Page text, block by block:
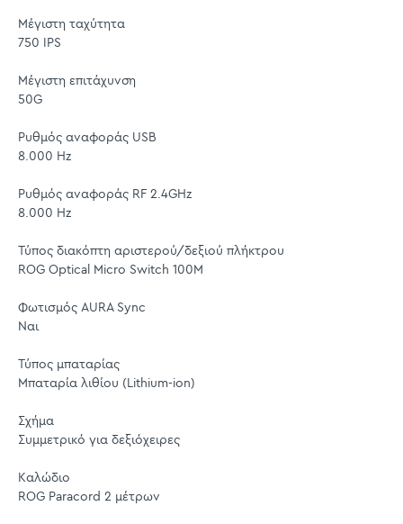
Μέγιστη ταχύτητα
750 IPS
Μέγιστη επιτάχυνση
50G
Ρυθμός αναφοράς USB
8.000 Hz
Ρυθμός αναφοράς RF 2.4GHz
8.000 Hz
Τύπος διακόπτη αριστερού/δεξιού πλήκτρου
ROG Optical Micro Switch 100M
Φωτισμός AURA Sync
Ναι
Τύπος μπαταρίας
Μπαταρία λιθίου (Lithium-ion)
Σχήμα
Συμμετρικό για δεξιόχειρες
Καλώδιο
ROG Paracord 2 μέτρων